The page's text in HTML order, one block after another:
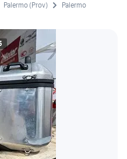
Palermo (Prov) Palermo